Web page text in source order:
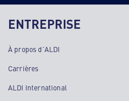
ENTREPRISE
À propos d'ALDI
Carrières
ALDI International